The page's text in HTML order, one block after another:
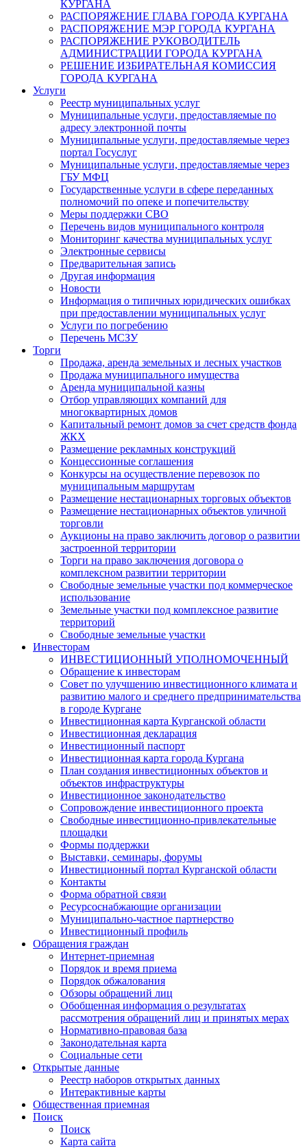
КУРГАНА
РАСПОРЯЖЕНИЕ ГЛАВА ГОРОДА КУРГАНА
РАСПОРЯЖЕНИЕ МЭР ГОРОДА КУРГАНА
РАСПОРЯЖЕНИЕ РУКОВОДИТЕЛЬ
АДМИНИСТРАЦИИ ГОРОДА КУРГАНА
РЕШЕНИЕ ИЗБИРАТЕЛЬНАЯ КОМИССИЯ
ГОРОДА КУРГАНА
Услуги
Реестр муниципальных услуг
Муниципальные услуги, предоставляемые по
адресу электронной почты
Муниципальные услуги, предоставляемые через
портал Госуслуг
Муниципальные услуги, предоставляемые через
ГБУ МФЦ
Государственные услуги в сфере переданных
полномочий по опеке и попечительству
Меры поддержки СВО
Перечень видов муниципального контроля
Мониторинг качества муниципальных услуг
Электронные сервисы
Предварительная запись
Другая информация
Новости
Информация о типичных юридических ошибках
при предоставлении муниципальных услуг
Услуги по погребению
Перечень МСЗУ
Торги
Продажа, аренда земельных и лесных участков
Продажа муниципального имущества
Аренда муниципальной казны
Отбор управляющих компаний для
многоквартирных домов
Капитальный ремонт домов за счет средств фонда
ЖКХ
Размещение рекламных конструкций
Концессионные соглашения
Конкурсы на осуществление перевозок по
муниципальным маршрутам
Размещение нестационарных торговых объектов
Размещение нестационарных объектов уличной
торговли
Аукционы на право заключить договор о развитии
застроенной территории
Торги на право заключения договора о
комплексном развитии территории
Свободные земельные участки под коммерческое
использование
Земельные участки под комплексное развитие
территорий
Свободные земельные участки
Инвесторам
ИНВЕСТИЦИОННЫЙ УПОЛНОМОЧЕННЫЙ
Обращение к инвесторам
Совет по улучшению инвестиционного климата и
развитию малого и среднего предпринимательства
в городе Кургане
Инвестиционная карта Курганской области
Инвестиционная декларация
Инвестиционный паспорт
Инвестиционная карта города Кургана
План создания инвестиционных объектов и
объектов инфраструктуры
Инвестиционное законодательство
Сопровождение инвестиционного проекта
Свободные инвестиционно-привлекательные
площадки
Формы поддержки
Выставки, семинары, форумы
Инвестиционный портал Курганской области
Контакты
Форма обратной связи
Ресурсоснабжающие организации
Муниципально-частное партнерство
Инвестиционный профиль
Обращения граждан
Интернет-приемная
Порядок и время приема
Порядок обжалования
Обзоры обращений лиц
Обобщенная информация о результатах
рассмотрения обращений лиц и принятых мерах
Нормативно-правовая база
Законодательная карта
Социальные сети
Открытые данные
Реестр наборов открытых данных
Интерактивные карты
Общественная приемная
Поиск
Поиск
Карта сайта